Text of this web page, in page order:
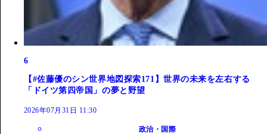
6
【#佐藤優のシン世界地図探索171】世界の未来を左右する
「ドイツ第四帝国」の夢と野望
2026年07月31日 11:30
政治・国際